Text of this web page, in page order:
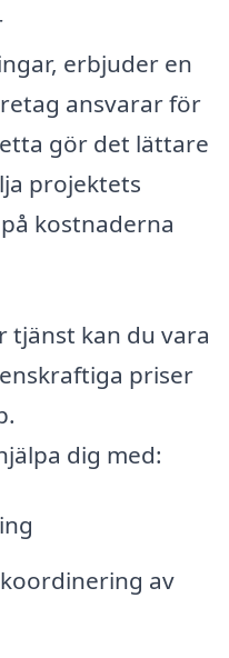
erbjuder en
ansvarar för
gör det lättare
projektets
kostnaderna
tjänst kan du vara
priser
dig med:
av